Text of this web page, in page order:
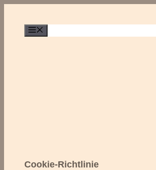
springen
Cookie-Richtlinie